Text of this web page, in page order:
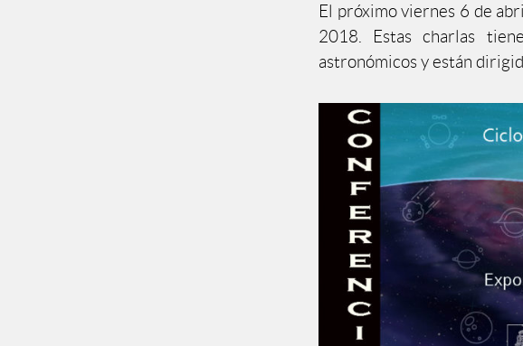
El próximo viernes 6 de
2018. Estas charlas
astronómicos y están